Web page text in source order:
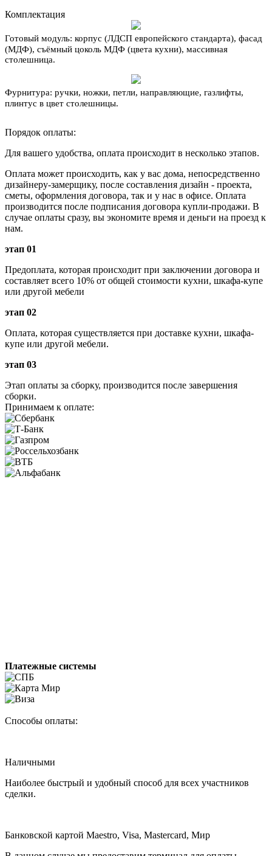
Комплектация
Готовый модуль: корпус (ЛДСП европейского стандарта), фасад
(МДФ), съёмный цоколь МДФ (цвета кухни), массивная
столешница.
Фурнитура: ручки, ножки, петли, направляющие, газлифты,
плинтус в цвет столешницы.
Порядок оплаты:
Для вашего удобства, оплата происходит в несколько этапов.
Оплата может происходить, как у вас дома, непосредственно
дизайнеру-замерщику, после составления дизайн - проекта,
сметы, оформления договора, так и у нас в офисе. Оплата
производится после подписания договора купли-продажи. В
случае оплаты сразу, вы экономите время и деньги на проезд к
нам.
этап 01
Предоплата, которая происходит при заключении договора и
составляет всего 10% от общей стоимости кухни, шкафа-купе
или другой мебели
этап 02
Оплата, которая существляется при доставке кухни, шкафа-
купе или другой мебели.
этап 03
Этап оплаты за сборку, производится после завершения
сборки.
Принимаем к оплате:
Платежные системы
Способы оплаты:
Наличными
Наиболее быстрый и удобный способ для всех участников
сделки.
Банковской картой Maestro, Visa, Mastercard, Мир